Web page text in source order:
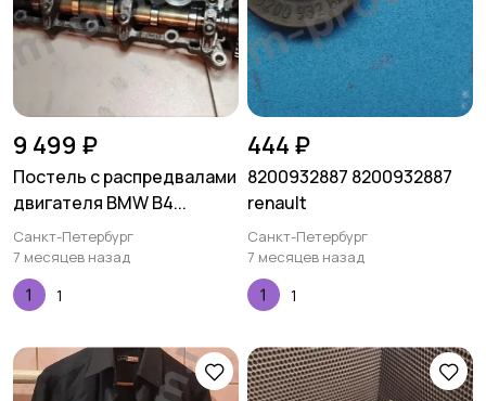
9 499 ₽
Постель с распредвалами
двигателя BMW B4...
Санкт-Петербург
7 месяцев назад
1
444 ₽
8200932887 8200932887
renault
Санкт-Петербург
7 месяцев назад
1